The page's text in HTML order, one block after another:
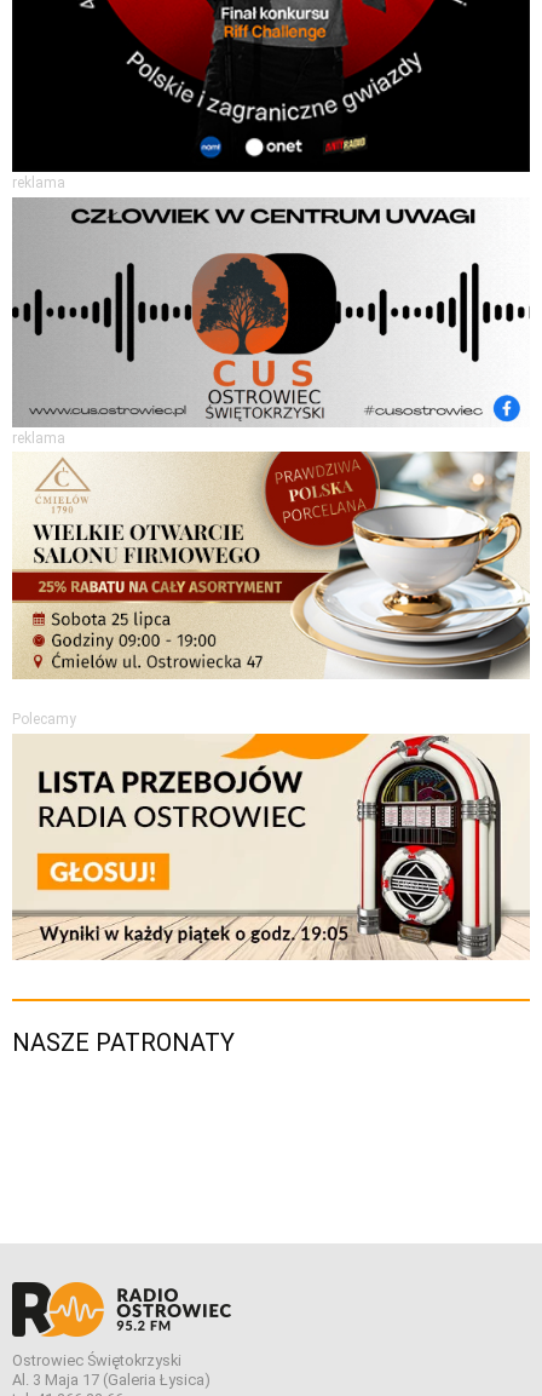
reklama
reklama
Polecamy
NASZE PATRONATY
Ostrowiec Świętokrzyski
Al. 3 Maja 17 (Galeria Łysica)